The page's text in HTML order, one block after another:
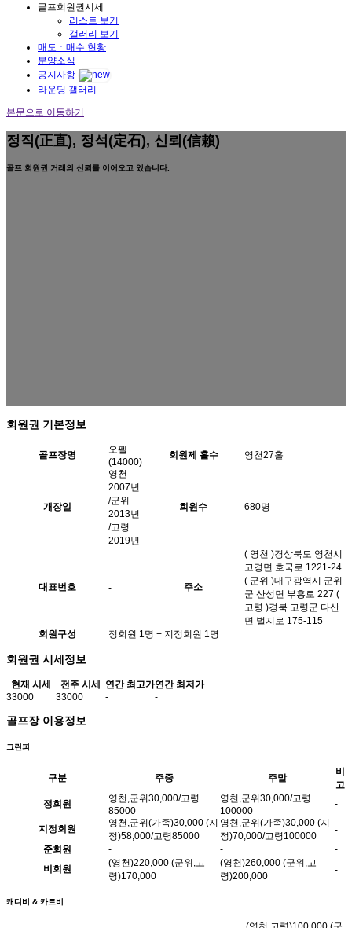
골프회원권시세
리스트 보기
갤러리 보기
매도ㆍ매수 현황
분양소식
공지사항
라운딩 갤러리
본문으로 이동하기
정직(正直), 정석(定石), 신뢰(信賴)
골프 회원권 거래의 신뢰를 이어오고 있습니다.
회원권 기본정보
골프장명
오펠
(14000)
회원제 홀수 영천27홀
개장일
영천
2007년
/군위
2013년
/고령
2019년
회원수 680명
대표번호 - 주소
( 영천 )경상북도 영천시
고경면 호국로 1221-24
( 군위 )대구광역시 군위
군 산성면 부흥로 227 (
고령 )경북 고령군 다산
면 벌지로 175-115
회원구성
정회원 1명 + 지정회원 1명
회원권 시세정보
현재 시세 전주 시세 연간 최고가연간 최저가
33000
33000 - -
골프장 이용정보
그린피
구분 주중 주말
비
고
정회원
영천,군위30,000/고령
85000
영천,군위30,000/고령
100000
-
지정회원
영천,군위(가족)30,000 (지
정)58,000/고령85000
영천,군위(가족)30,000 (지
정)70,000/고령100000
-
준회원
- -
-
비회원
(영천)220,000 (군위,고
령)170,000
(영천)260,000 (군위,고
령)200,000
-
캐디비 & 카트비